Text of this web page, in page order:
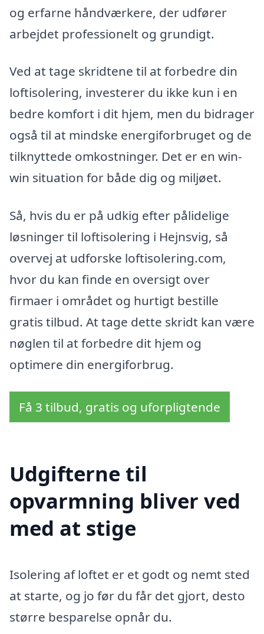
og erfarne håndværkere, der udfører
arbejdet professionelt og grundigt.
Ved at tage skridtene til at forbedre din
loftisolering, investerer du ikke kun i en
bedre komfort i dit hjem, men du bidrager
også til at mindske energiforbruget og de
tilknyttede omkostninger. Det er en win-
win situation for både dig og miljøet.
Så, hvis du er på udkig efter pålidelige
løsninger til loftisolering i Hejnsvig, så
overvej at udforske loftisolering.com,
hvor du kan finde en oversigt over
firmaer i området og hurtigt bestille
gratis tilbud. At tage dette skridt kan være
nøglen til at forbedre dit hjem og
optimere din energiforbrug.
Få 3 tilbud, gratis og uforpligtende
Udgifterne til
opvarmning bliver ved
med at stige
Isolering af loftet er et godt og nemt sted
at starte, og jo før du får det gjort, desto
større besparelse opnår du.